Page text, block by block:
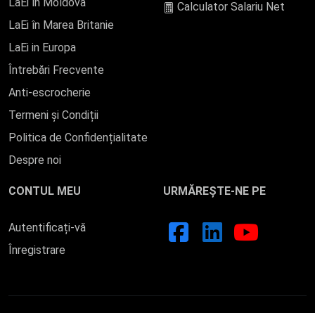
LaEi în Marea Britanie
LaEi in Europa
Întrebări Frecvente
Anti-escrocherie
Termeni și Condiții
Politica de Confidențialitate
Despre noi
Calculator Salariu Net
CONTUL MEU
Autentificați-vă
Înregistrare
URMĂREȘTE-NE PE